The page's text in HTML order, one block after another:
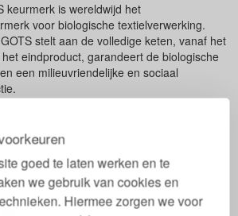
goed te laten werken en te
we gebruik van cookies en
Hiermee zorgen we voor
keurmerk is wereldwijd het
voor biologische textielverwerking.
stelt aan de volledige keten, vanaf het
eindproduct, garandeert de biologische
een milieuvriendelijke en sociaal